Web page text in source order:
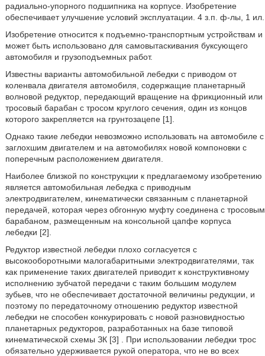
радиально-упорного подшипника на корпусе. Изобретение
обеспечивает улучшение условий эксплуатации. 4 з.п. ф-лы, 1 ил.
Изобретение относится к подъемно-транспортным устройствам и
может быть использовано для самовытаскивания буксующего
автомобиля и грузоподъемных работ.
Известны варианты автомобильной лебедки с приводом от
коленвала двигателя автомобиля, содержащие планетарный
волновой редуктор, передающий вращение на фрикционный или
тросовый барабан с тросом круглого сечения, один из концов
которого закрепляется на грунтозацепе [1].
Однако такие лебедки невозможно использовать на автомобиле с
заглохшим двигателем и на автомобилях новой компоновки с
поперечным расположением двигателя.
Наиболее близкой по конструкции к предлагаемому изобретению
является автомобильная лебедка с приводным
электродвигателем, кинематически связанным с планетарной
передачей, которая через обгонную муфту соединена с тросовым
барабаном, размещенным на консольной цапфе корпуса
лебедки [2].
Редуктор известной лебедки плохо согласуется с
высокооборотными малогабаритными электродвигателями, так
как применение таких двигателей приводит к конструктивному
исполнению зубчатой передачи с таким большим модулем
зубьев, что не обеспечивает достаточной величины редукции, и
поэтому по передаточному отношению редуктор известной
лебедки не способен конкурировать с новой разновидностью
планетарных редукторов, разработанных на базе типовой
кинематической схемы ЗК [3] . При использовании лебедки трос
обязательно удерживается рукой оператора, что не во всех